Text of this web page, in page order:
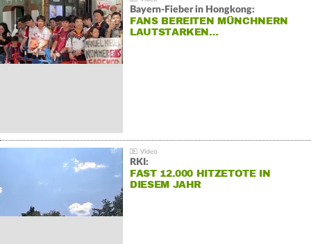
Bayern-Fieber in Hongkong:
FANS BEREITEN MÜNCHNERN
LAUTSTARKEN…
RKI:
FAST 12.000 HITZETOTE IN
DIESEM JAHR